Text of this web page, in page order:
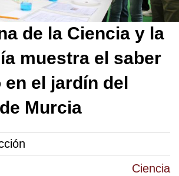
Ciencia
de la Ciencia y la
muestra el saber
el jardín del
Murcia